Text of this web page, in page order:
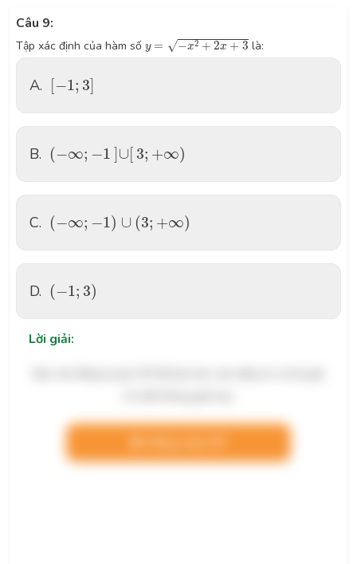
Câu 9:
Tập xác định của hàm số y = √−x2 + 2x + 3
2+2x+3 là:
A. [−1; 3]
[ 1;3]
B. (−∞; −1 ] ∪[ 3; +∞)
(− ∞;− ∪ [3;+∞ )
C. (−∞; −1) ∪ (3; +∞)
(− ∞;− ∪( 3 ; +∞
D. (−1; 3)
(− 13)
Lời giải: